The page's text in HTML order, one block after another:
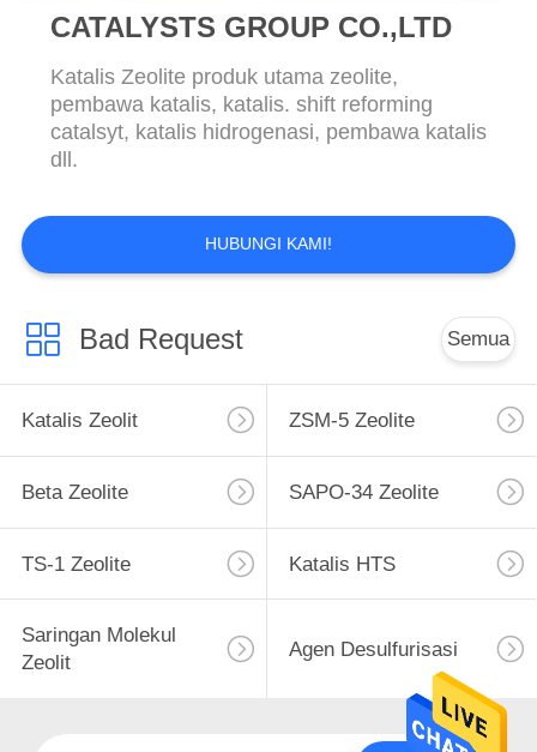
CATALYSTS GROUP CO.,LTD
Katalis Zeolite produk utama zeolite,
pembawa katalis, katalis. shift reforming
catalsyt, katalis hidrogenasi, pembawa katalis
dll.
HUBUNGI KAMI!
Bad Request Semua
Katalis Zeolit ZSM-5 Zeolite
Beta Zeolite SAPO-34 Zeolite
TS-1 Zeolite Katalis HTS
Saringan Molekul
Zeolit
Agen Desulfurisasi